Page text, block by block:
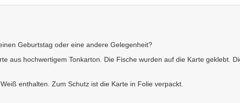
Geburtstag oder eine andere Gelegenheit?
aus hochwertigem Tonkarton. Die Fische wurden auf die Karte geklebt.
enthalten. Zum Schutz ist die Karte in Folie verpackt.